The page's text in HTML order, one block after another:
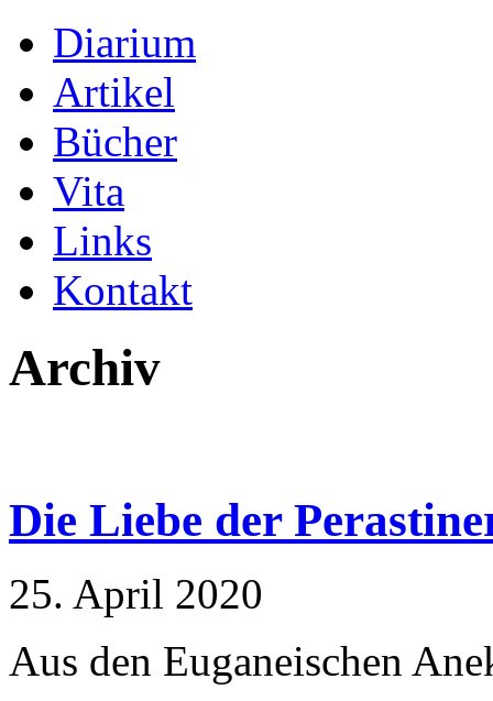
Diarium
Artikel
Bücher
Vita
Links
Kontakt
Archiv
Die Liebe der
25. April 2020
Aus den Euganeischen